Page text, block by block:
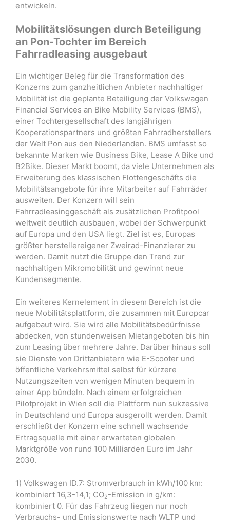
entwickeln.
Mobilitätslösungen durch Beteiligung
an Pon-Tochter im Bereich
Fahrradleasing ausgebaut
Ein wichtiger Beleg für die Transformation des
Konzerns zum ganzheitlichen Anbieter nachhaltiger
Mobilität ist die geplante Beteiligung der Volkswagen
Financial Services an Bike Mobility Services (BMS),
einer Tochtergesellschaft des langjährigen
Kooperationspartners und größten Fahrradherstellers
der Welt Pon aus den Niederlanden. BMS umfasst so
bekannte Marken wie Business Bike, Lease A Bike und
B2Bike. Dieser Markt boomt, da viele Unternehmen als
Erweiterung des klassischen Flottengeschäfts die
Mobilitätsangebote für ihre Mitarbeiter auf Fahrräder
ausweiten. Der Konzern will sein
Fahrradleasinggeschäft als zusätzlichen Profitpool
weltweit deutlich ausbauen, wobei der Schwerpunkt
auf Europa und den USA liegt. Ziel ist es, Europas
größter herstellereigener Zweirad-Finanzierer zu
werden. Damit nutzt die Gruppe den Trend zur
nachhaltigen Mikromobilität und gewinnt neue
Kundensegmente.
Ein weiteres Kernelement in diesem Bereich ist die
neue Mobilitätsplattform, die zusammen mit Europcar
aufgebaut wird. Sie wird alle Mobilitätsbedürfnisse
abdecken, von stundenweisen Mietangeboten bis hin
zum Leasing über mehrere Jahre. Darüber hinaus soll
sie Dienste von Drittanbietern wie E-Scooter und
öffentliche Verkehrsmittel selbst für kürzere
Nutzungszeiten von wenigen Minuten bequem in
einer App bündeln. Nach einem erfolgreichen
Pilotprojekt in Wien soll die Plattform nun sukzessive
in Deutschland und Europa ausgerollt werden. Damit
erschließt der Konzern eine schnell wachsende
Ertragsquelle mit einer erwarteten globalen
Marktgröße von rund 100 Milliarden Euro im Jahr
2030.
1) Volkswagen ID.7: Stromverbrauch in kWh/100 km:
kombiniert 16,3-14,1; CO2-Emission in g/km:
kombiniert 0. Für das Fahrzeug liegen nur noch
Verbrauchs- und Emissionswerte nach WLTP und